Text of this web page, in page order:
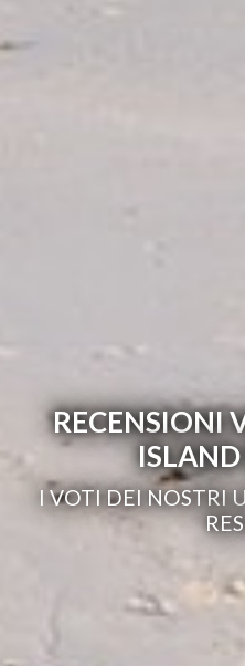
RECENSIONI
I VOTI DEI NOSTRI